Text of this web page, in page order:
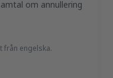
om annullering
från engelska.